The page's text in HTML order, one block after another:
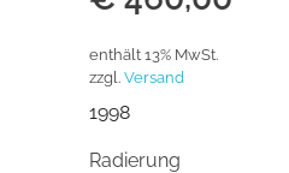
enthält 13% MwSt.
zzgl. Versand
1998
Radierung